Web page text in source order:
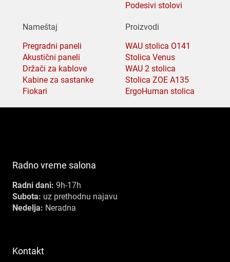
Podesivi stolovi
Nameštaj
Pregradni paneli
Akustični paneli
Držači za kablove
Kabine za sastanke
Fiokari
Proizvodi
WAU stolica O141
Stolica Venus
WAU 2 stolica
Stolica ZOE A135
ErgoHuman stolica
Radno vreme salona
Radni dani: 9h-17h
Subota: uz prethodnu najavu
Nedelja: Neradna
Kontakt